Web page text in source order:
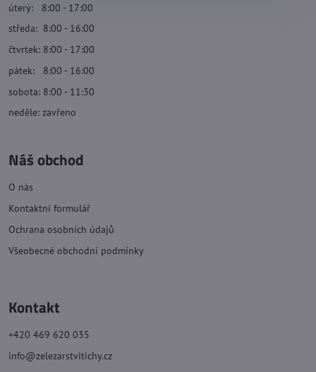
úterý: 8:00 - 17:00
středa: 8:00 - 16:00
čtvrtek: 8:00 - 17:00
pátek: 8:00 - 16:00
sobota: 8:00 - 11:30
neděle: zavřeno
Náš obchod
O nás
Kontaktní formulář
Ochrana osobních údajů
Všeobecné obchodní podmínky
Kontakt
+420 469 620 035
info@zelezarstvitichy.cz